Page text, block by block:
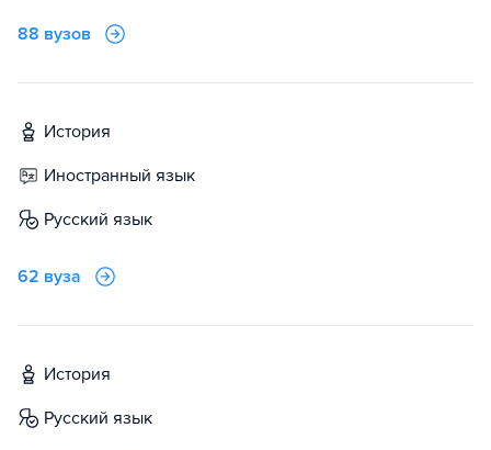
88 вузов
история
иностранный язык
русский язык
62 вуза
история
русский язык